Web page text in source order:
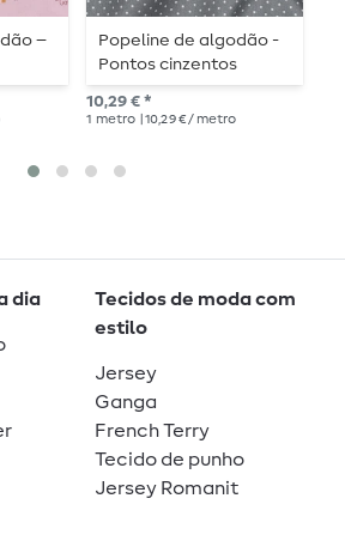
–
Popeline de algodão -
Pontos cinzentos
brancos
10,29 € *
1 metro | 10,29 € / metro
dia
Tecidos de moda com
estilo
Jersey
Ganga
French Terry
Tecido de punho
Jersey Romanit